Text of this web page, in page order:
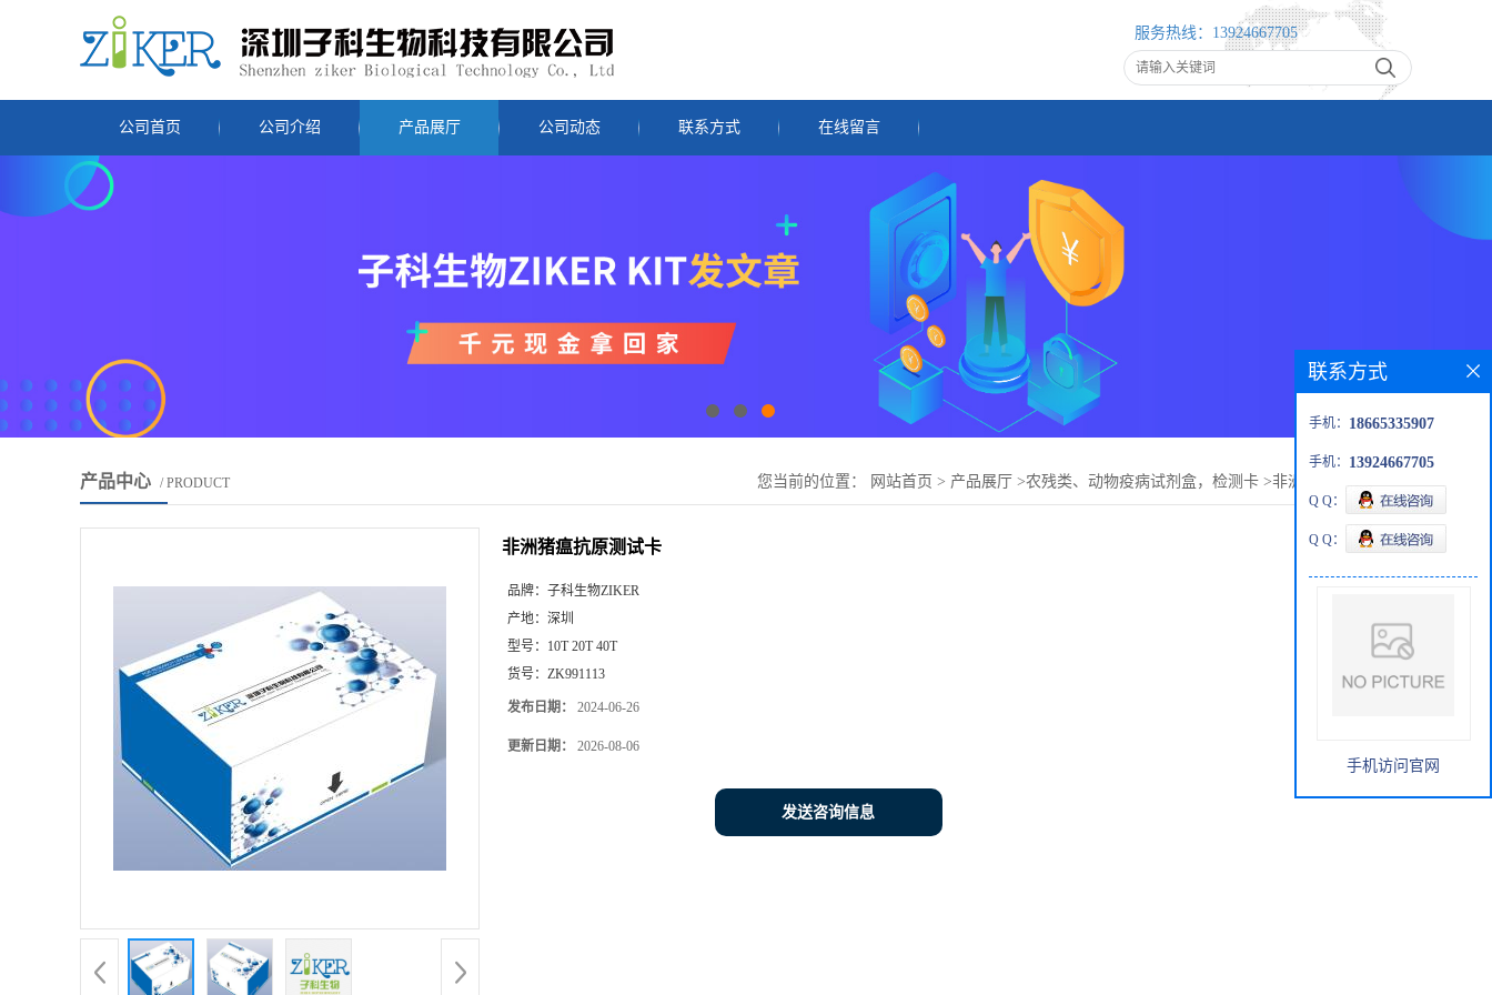
服务热线： 13924667705
公司首页 公司介绍 产品展厅 公司动态 联系方式 在线留言
产品中心 / PRODUCT 您当前的位置： 网站首页 > 产品展厅 >农残类、动物疫病试剂盒，检测卡 >非洲猪瘟抗原测试卡
非洲猪瘟抗原测试卡
品牌： 子科生物ZIKER
产地： 深圳
型号： 10T 20T 40T
货号： ZK991113
发布日期： 2024-06-26
更新日期： 2026-08-06
发送咨询信息
联系方式
手机： 18665335907
手机： 13924667705
Q Q：
Q Q：
手机访问官网